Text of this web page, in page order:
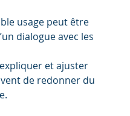
usage peut être
dialogue avec les
et ajuster
de redonner du